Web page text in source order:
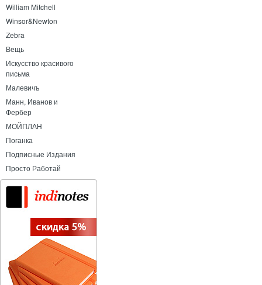
William Mitchell
Winsor&Newton
Zebra
Вещь
Искусство красивого
письма
Малевичъ
Манн, Иванов и
Фербер
МОЙПЛАН
Поганка
Подписные Издания
Просто Работай